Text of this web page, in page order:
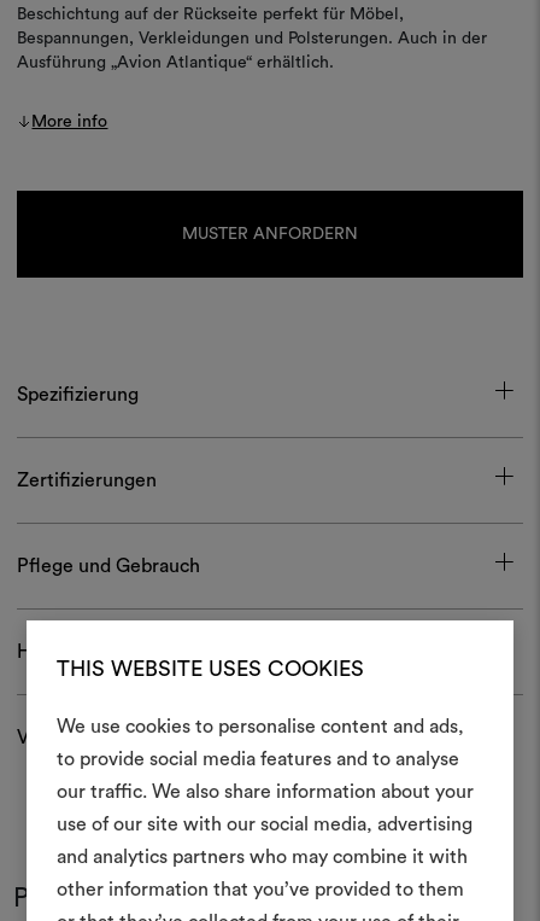
THIS WEBSITE USES COOKIES
We use cookies to personalise content and ads,
to provide social media features and to analyse
our traffic. We also share information about your
use of our site with our social media, advertising
and analytics partners who may combine it with
other information that you’ve provided to them
Beschichtung auf der Rückseite perfekt für Möbel,
Bespannungen, Verkleidungen und Polsterungen. Auch in der
Ausführung „Avion Atlantique“ erhältlich.
More info
MUSTER ANFORDERN
Spezifizierung
Zertifizierungen
Pflege und Gebrauch
Herunterladen
Versand und Rücksendungen
Produkt im Einsatz
Farben Farben
Ein
erstellen
Ein interaktives Tool, mit
Ideen zum Leben
anderen teilen können,